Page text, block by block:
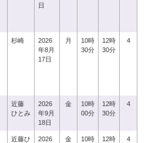
日
杉崎
2026
年8月
17日
月
10時
30分
12時
30分
4
近藤
ひとみ
2026
年9月
18日
金
10時
00分
12時
30分
4
近藤ひ
2026
金
10時
12時
4